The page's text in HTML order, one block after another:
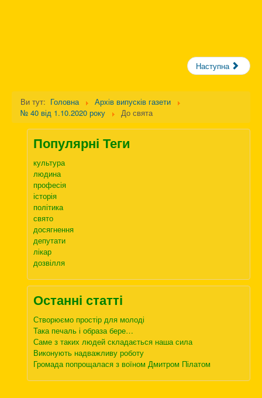
Наступна
Ви тут: Головна
Архів випусків газети
№ 40 від 1.10.2020 року
До свята
Популярні Теги
культура
людина
професія
історія
політика
свято
досягнення
депутати
лікар
дозвілля
Останні статті
Створюємо простір для молоді
Така печаль і образа бере…
Саме з таких людей складається наша сила
Виконують надважливу роботу
Громада попрощалася з воїном Дмитром Пілатом